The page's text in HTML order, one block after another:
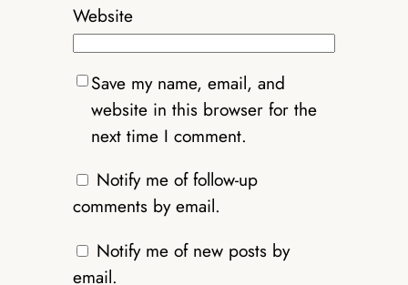
Website
Save my name, email, and
website in this browser for the
next time I comment.
Notify me of follow-up
comments by email.
Notify me of new posts by
email.